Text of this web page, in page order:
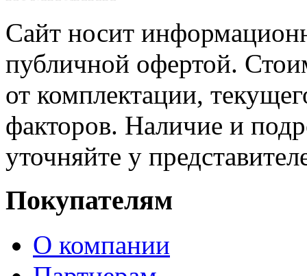
Сайт носит
публичной офертой.
от комплектации,
факторов. Наличие и
уточняйте у
Покупателям
О компании